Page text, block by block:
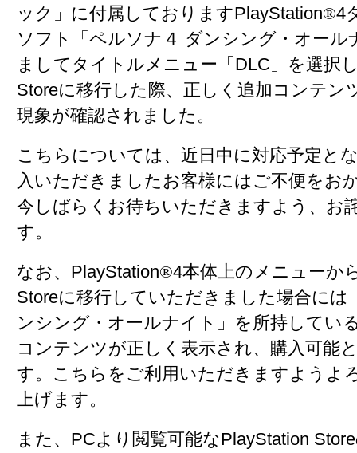
ック」に付属しておりますPlayStation®4
ソフト「ペルソナ４ ダンシング・オール
ましてタイトルメニュー「DLC」を選択
Storeに移行した際、正しく追加コンテン
現象が確認されました。
こちらについては、近日中に対応予定と
入いただきましたお客様にはご不便をお
今しばらくお待ちいただきますよう、お
す。
なお、PlayStation®4本体上のメニューか
Storeに移行していただきました場合には
ンシング・オールナイト」を所持してい
コンテンツが正しく表示され、購入可能
す。こちらをご利用いただきますようよ
上げます。
また、PCより閲覧可能なPlayStation